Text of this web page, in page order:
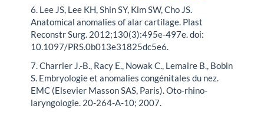
6. Lee JS, Lee KH, Shin SY, Kim SW, Cho JS.
Anatomical anomalies of alar cartilage. Plast
Reconstr Surg. 2012;130(3):495e-497e. doi:
10.1097/PRS.0b013e31825dc5e6.
7. Charrier J.-B., Racy E., Nowak C., Lemaire B., Bobin
S. Embryologie et anomalies congénitales du nez.
EMC (Elsevier Masson SAS, Paris). Oto-rhino-
laryngologie. 20-264-A-10; 2007.